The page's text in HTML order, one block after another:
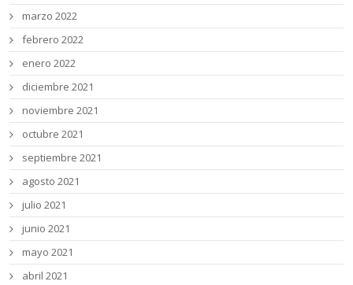
marzo 2022
febrero 2022
enero 2022
diciembre 2021
noviembre 2021
octubre 2021
septiembre 2021
agosto 2021
julio 2021
junio 2021
mayo 2021
abril 2021